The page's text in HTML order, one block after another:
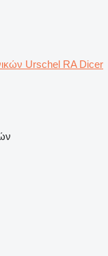
Urschel RA Dicer